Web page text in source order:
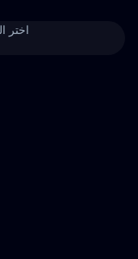
اختر